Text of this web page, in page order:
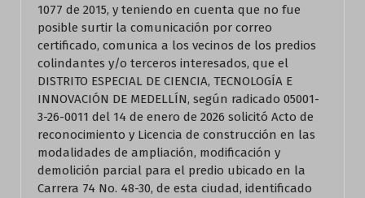
1077 de 2015, y teniendo en cuenta que no fue
posible surtir la comunicación por correo
certificado, comunica a los vecinos de los predios
colindantes y/o terceros interesados, que el
DISTRITO ESPECIAL DE CIENCIA, TECNOLOGÍA E
INNOVACIÓN DE MEDELLÍN, según radicado 05001-
3-26-0011 del 14 de enero de 2026 solicitó Acto de
reconocimiento y Licencia de construcción en las
modalidades de ampliación, modificación y
demolición parcial para el predio ubicado en la
Carrera 74 No. 48-30, de esta ciudad, identificado